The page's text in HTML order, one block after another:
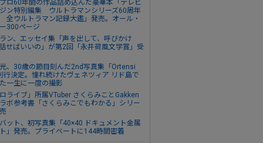
ロ60年間の作品詰め込んだ豪華本「テレビ
ン特別編集 ウルトラマンシリーズ60周年
全ウルトラマン記録大鑑」発売。オール・
300ページ
ン、エッセイ集「声を出して、呼びかけ
せばいいの」が第2回「永井荷風文学賞」受
、30歳の節目刻んだ2nd写真集「Ortensi
行決定。憧れ続けたヴェネツィア リド島で
一生に一度の撮影
ロライブ」所属VTuber さくらみことGakken
ボ参考書「さくらみこでもわかる」シリー
ット、初写真集「40×40 ドキュメント金属
」発売。プライベートに144時間密着